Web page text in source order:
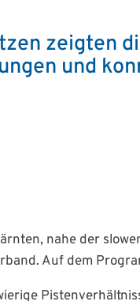
zeigten
und
nahe der
Auf dem